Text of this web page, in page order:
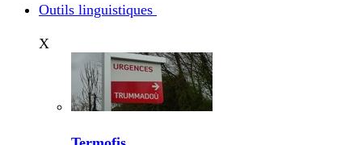
Outils linguistiques
X